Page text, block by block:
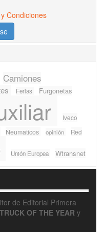
Condiciones
Camiones
Ferias Furgonetas
Iveco
Neumaticos opinión Red
Unión Europea Wtransnet
de Editorial Primera
TRUCK OF THE YEAR y